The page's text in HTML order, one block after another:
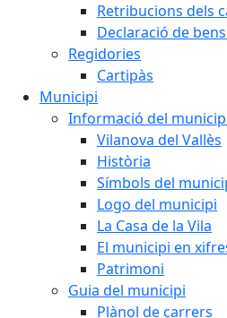
Retribucions dels
Declaració de
Regidories
Cartipàs
Municipi
Informació del
Vilanova del Vallès
Història
Símbols del
Logo del municipi
La Casa de la Vila
El municipi en
Patrimoni
Guia del municipi
Plànol de carrers